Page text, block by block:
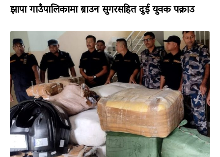
झापा गाउँपालिकामा ब्राउन सुगरसहित दुई युवक पक्राउ